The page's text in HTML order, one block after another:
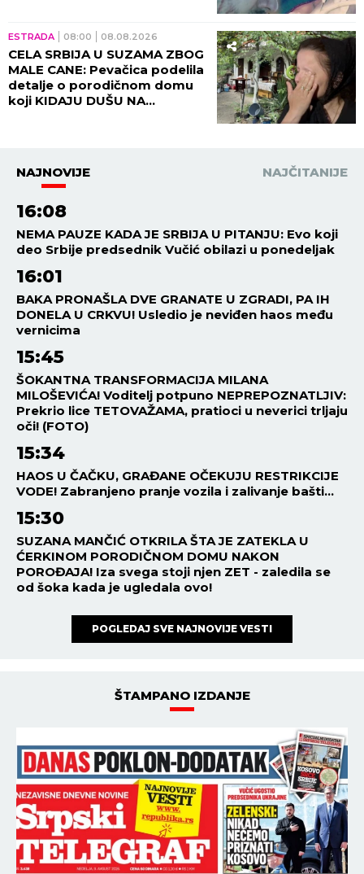
ESTRADA 08:00 08.08.2026
CELA SRBIJA U SUZAMA ZBOG
MALE CANE: Pevačica podelila
detalje o porodičnom domu
koji KIDAJU DUŠU NA
NAJNOVIJE NAJČITANIJE
16:08
NEMA PAUZE KADA JE SRBIJA U PITANJU: Evo koji
deo Srbije predsednik Vučić obilazi u ponedeljak
16:01
BAKA PRONAŠLA DVE GRANATE U ZGRADI, PA IH
DONELA U CRKVU! Usledio je neviđen haos među
vernicima
15:45
ŠOKANTNA TRANSFORMACIJA MILANA
MILOŠEVIĆA! Voditelj potpuno NEPREPOZNATLJIV:
Prekrio lice TETOVAŽAMA, pratioci u neverici trljaju
oči! (FOTO)
15:34
HAOS U ČAČKU, GRAĐANE OČEKUJU RESTRIKCIJE
VODE! Zabranjeno pranje vozila i zalivanje bašti...
15:30
SUZANA MANČIĆ OTKRILA ŠTA JE ZATEKLA U
ĆERKINOM PORODIČNOM DOMU NAKON
POROĐAJA! Iza svega stoji njen ZET - zaledila se
od šoka kada je ugledala ovo!
POGLEDAJ SVE NAJNOVIJE VESTI
ŠTAMPANO IZDANJE